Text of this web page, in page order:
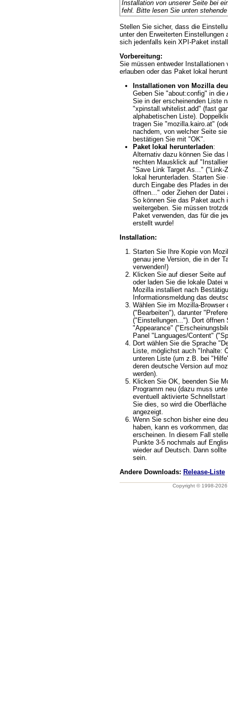
Installation von unserer Seite bei
fehl. Bitte lesen Sie unten
Stellen Sie sicher, dass die
unter den Erweiterten
sich jedenfalls kein XPI-Paket
Vorbereitung:
Sie müssen entweder Installationen
erlauben oder das Paket lokal
Installationen von Mozilla
Geben Sie "about:config" in die
Sie in der erscheinenden Liste
"xpinstall.whitelist.add" (fast
alphabetischen Liste).
tragen Sie "mozilla.kairo.at"
nachdem, von welcher Seite
bestätigen Sie mit "OK".
Paket lokal herunterladen:
Alternativ dazu können Sie das
rechten Mausklick auf
"Save Link Target As..." ("Link-
lokal herunterladen. Starten
durch Eingabe des Pfades in
öffnen..." oder Ziehen der Datei
So können Sie das Paket auch
weitergeben. Sie müssen
Paket verwenden, das für die
erstellt wurde!
Installation:
Starten Sie Ihre Kopie von
genau jene Version, die in der
verwenden!)
Klicken Sie auf dieser Seite
oder laden Sie die lokale Datei
Mozilla installiert nach
Informationsmeldung das
Wählen Sie im Mozilla-Browser
("Bearbeiten"), darunter
("Einstellungen..."). Dort öffnen
"Appearance"
Panel "Languages/Content"
Dort wählen Sie die Sprache
Liste, möglichst auch "Inhalte:
unteren Liste (um z.B. bei
deren deutsche Version auf
werden).
Klicken Sie OK, beenden Sie
Programm neu (dazu muss
eventuell aktivierte Schnellstart
Sie dies, so wird die
angezeigt.
Wenn Sie schon bisher eine
haben, kann es vorkommen,
erscheinen. In diesem Fall
Punkte 3-5 nochmals auf
wieder auf Deutsch. Dann
sein.
Andere Downloads: Release-Liste
Copyright © 1998-